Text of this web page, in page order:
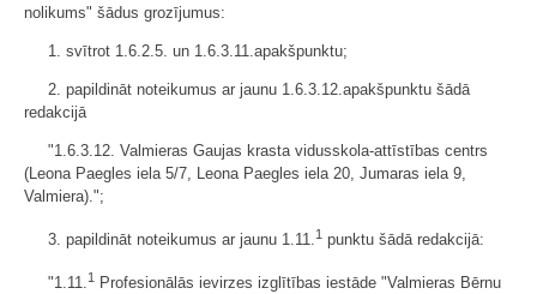
nolikums" šādus grozījumus:
1. svītrot 1.6.2.5. un 1.6.3.11.apakšpunktu;
2. papildināt noteikumus ar jaunu 1.6.3.12.apakšpunktu šādā
redakcijā
"1.6.3.12. Valmieras Gaujas krasta vidusskola-attīstības centrs
(Leona Paegles iela 5/7, Leona Paegles iela 20, Jumaras iela 9,
Valmiera).";
3. papildināt noteikumus ar jaunu 1.11.1 punktu šādā redakcijā:
"1.11.1
Profesionālās ievirzes izglītības iestāde "Valmieras Bērnu